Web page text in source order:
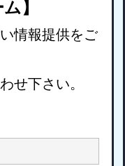
】
情報提供をご
せ下さい。